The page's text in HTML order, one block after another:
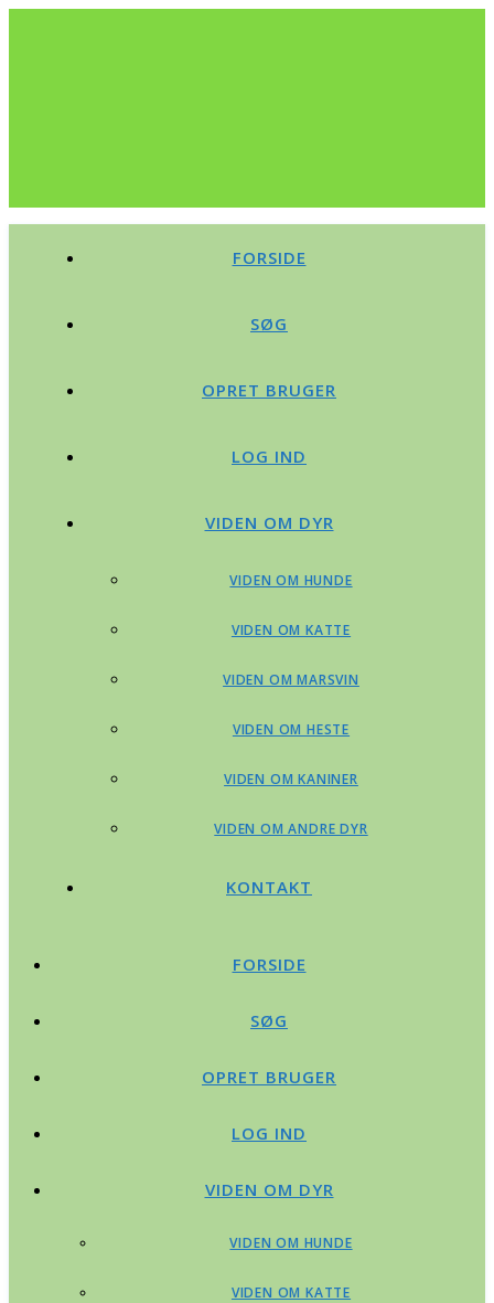
FORSIDE
SØG
OPRET BRUGER
LOG IND
VIDEN OM DYR
VIDEN OM HUNDE
VIDEN OM KATTE
VIDEN OM MARSVIN
VIDEN OM HESTE
VIDEN OM KANINER
VIDEN OM ANDRE DYR
KONTAKT
FORSIDE
SØG
OPRET BRUGER
LOG IND
VIDEN OM DYR
VIDEN OM HUNDE
VIDEN OM KATTE